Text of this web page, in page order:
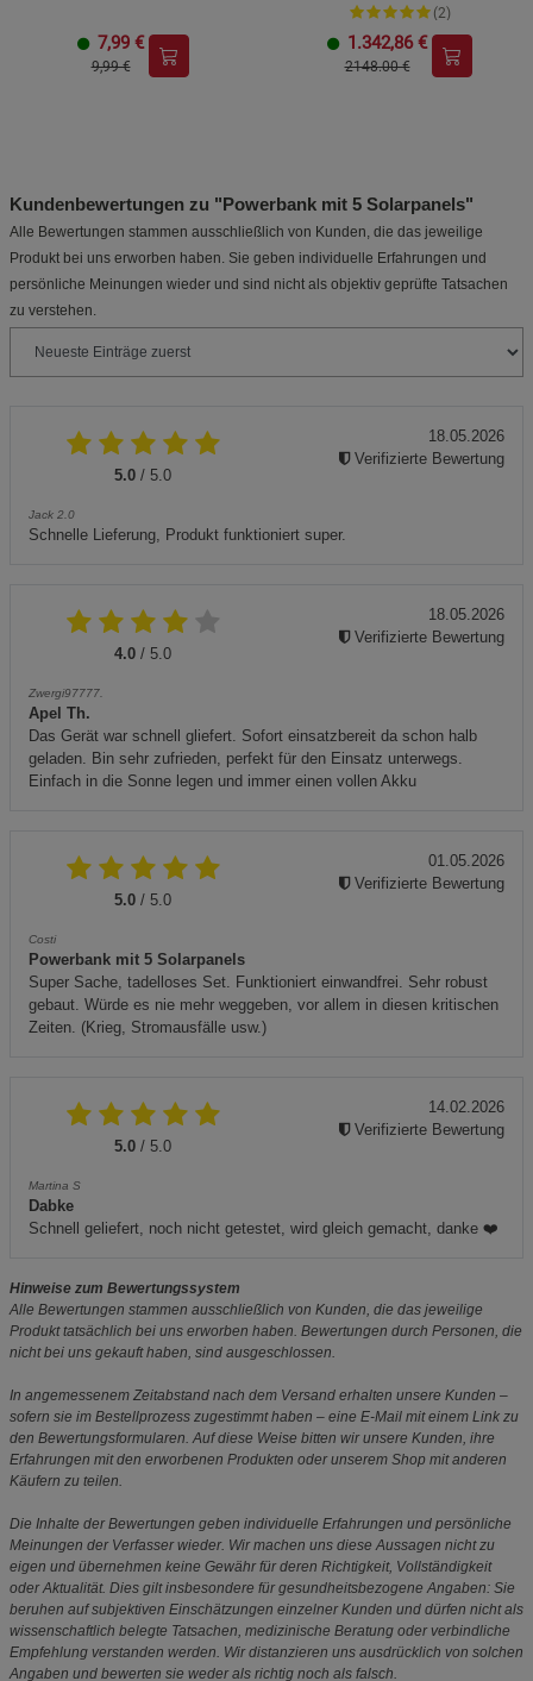
7,99 €
9,99 €
(2)
1.342,86 €
2148.00 €
Kundenbewertungen zu "Powerbank mit 5 Solarpanels"
Alle Bewertungen stammen ausschließlich von Kunden, die das jeweilige
Produkt bei uns erworben haben. Sie geben individuelle Erfahrungen und
persönliche Meinungen wieder und sind nicht als objektiv geprüfte Tatsachen
zu verstehen.
5.0 / 5.0
Jack 2.0
Schnelle Lieferung, Produkt funktioniert super.
18.05.2026
Verifizierte Bewertung
4.0 / 5.0
Zwergi97777.
Apel Th.
Das Gerät war schnell gliefert. Sofort einsatzbereit da schon halb
geladen. Bin sehr zufrieden, perfekt für den Einsatz unterwegs.
Einfach in die Sonne legen und immer einen vollen Akku
18.05.2026
Verifizierte Bewertung
5.0 / 5.0
Costi
Powerbank mit 5 Solarpanels
Super Sache, tadelloses Set. Funktioniert einwandfrei. Sehr robust
gebaut. Würde es nie mehr weggeben, vor allem in diesen kritischen
Zeiten. (Krieg, Stromausfälle usw.)
01.05.2026
Verifizierte Bewertung
5.0 / 5.0
Martina S
Dabke
Schnell geliefert, noch nicht getestet, wird gleich gemacht, danke ❤️
14.02.2026
Verifizierte Bewertung
Hinweise zum Bewertungssystem
Alle Bewertungen stammen ausschließlich von Kunden, die das jeweilige
Produkt tatsächlich bei uns erworben haben. Bewertungen durch Personen, die
nicht bei uns gekauft haben, sind ausgeschlossen.
In angemessenem Zeitabstand nach dem Versand erhalten unsere Kunden –
sofern sie im Bestellprozess zugestimmt haben – eine E-Mail mit einem Link zu
den Bewertungsformularen. Auf diese Weise bitten wir unsere Kunden, ihre
Erfahrungen mit den erworbenen Produkten oder unserem Shop mit anderen
Käufern zu teilen.
Die Inhalte der Bewertungen geben individuelle Erfahrungen und persönliche
Meinungen der Verfasser wieder. Wir machen uns diese Aussagen nicht zu
eigen und übernehmen keine Gewähr für deren Richtigkeit, Vollständigkeit
oder Aktualität. Dies gilt insbesondere für gesundheitsbezogene Angaben: Sie
beruhen auf subjektiven Einschätzungen einzelner Kunden und dürfen nicht als
wissenschaftlich belegte Tatsachen, medizinische Beratung oder verbindliche
Empfehlung verstanden werden. Wir distanzieren uns ausdrücklich von solchen
Angaben und bewerten sie weder als richtig noch als falsch.